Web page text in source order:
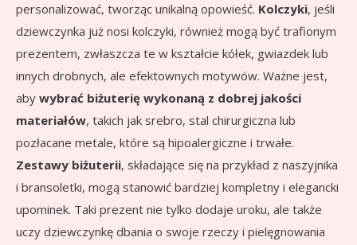
personalizować, tworząc unikalną opowieść. Kolczyki, jeśli
dziewczynka już nosi kolczyki, również mogą być trafionym
prezentem, zwłaszcza te w kształcie kółek, gwiazdek lub
innych drobnych, ale efektownych motywów. Ważne jest,
aby wybrać biżuterię wykonaną z dobrej jakości
materiałów, takich jak srebro, stal chirurgiczna lub
pozłacane metale, które są hipoalergiczne i trwałe.
Zestawy biżuterii, składające się na przykład z naszyjnika
i bransoletki, mogą stanowić bardziej kompletny i elegancki
upominek. Taki prezent nie tylko dodaje uroku, ale także
uczy dziewczynkę dbania o swoje rzeczy i pielęgnowania